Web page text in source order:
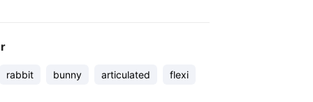
rabbit bunny articulated flexi